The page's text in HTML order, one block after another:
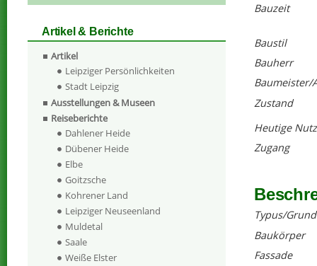
Bauzeit
Baustil
Bauherr
Baumeister/
Zustand
Heutige
Zugang
Typus/
Baukörper
Fassade
Artikel & Berichte
Artikel
Leipziger Persönlichkeiten
Stadt Leipzig
Ausstellungen & Museen
Reiseberichte
Dahlener Heide
Dübener Heide
Elbe
Goitzsche
Kohrener Land
Leipziger Neuseenland
Muldetal
Saale
Weiße Elster